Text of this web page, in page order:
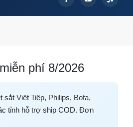
phí 8/2026
sắt Việt Tiệp, Philips, Bofa,
tỉnh hỗ trợ ship COD. Đơn